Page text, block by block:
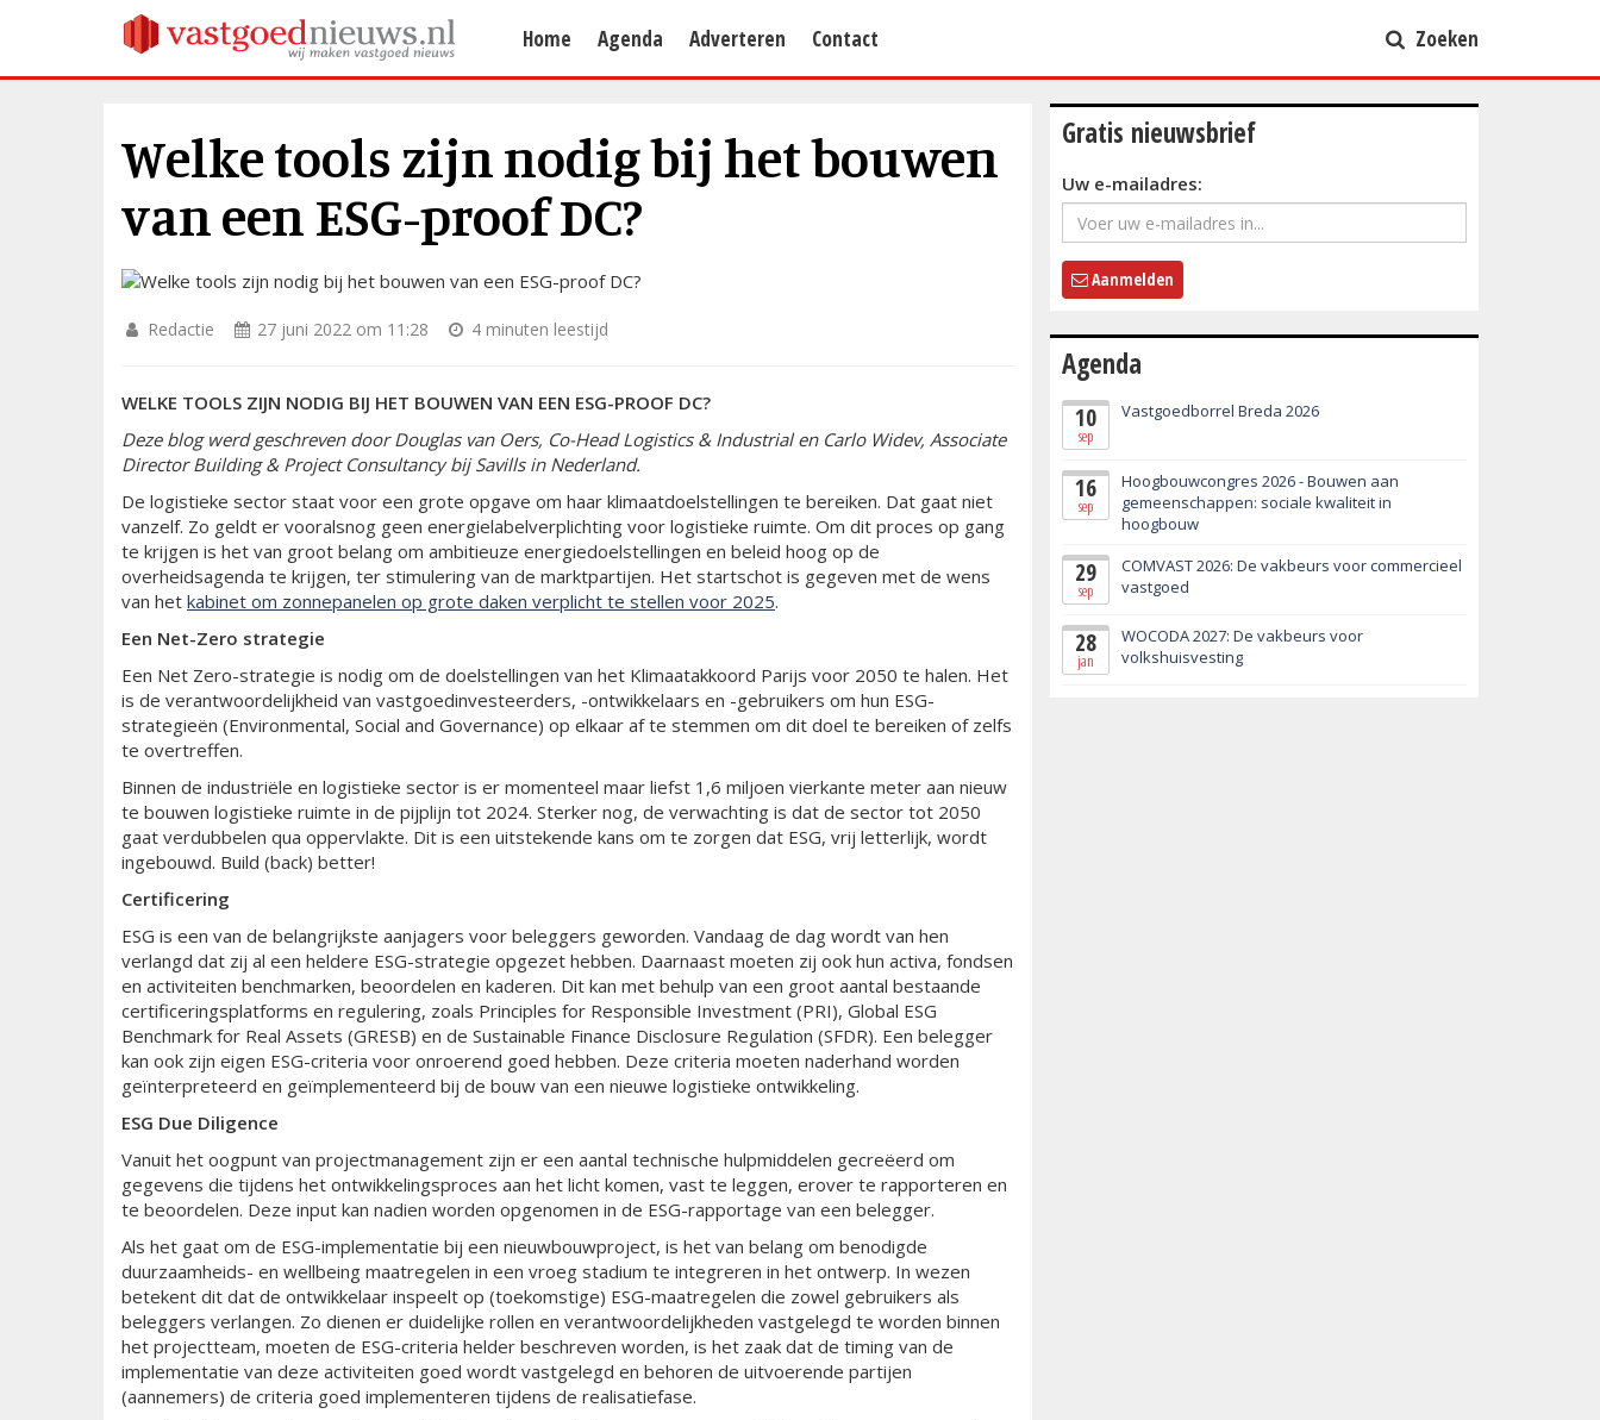
Home Agenda Adverteren Contact Zoeken
Welke tools zijn nodig bij het bouwen
van een ESG-proof DC?
Redactie 27 juni 2022 om 11:28 4 minuten leestijd
WELKE TOOLS ZIJN NODIG BIJ HET BOUWEN VAN EEN ESG-PROOF DC?
Deze blog werd geschreven door Douglas van Oers, Co-Head Logistics & Industrial en Carlo Widev, Associate
Director Building & Project Consultancy bij Savills in Nederland.
De logistieke sector staat voor een grote opgave om haar klimaatdoelstellingen te bereiken. Dat gaat niet
vanzelf. Zo geldt er vooralsnog geen energielabelverplichting voor logistieke ruimte. Om dit proces op gang
te krijgen is het van groot belang om ambitieuze energiedoelstellingen en beleid hoog op de
overheidsagenda te krijgen, ter stimulering van de marktpartijen. Het startschot is gegeven met de wens
van het kabinet om zonnepanelen op grote daken verplicht te stellen voor 2025.
Een Net-Zero strategie
Een Net Zero-strategie is nodig om de doelstellingen van het Klimaatakkoord Parijs voor 2050 te halen. Het
is de verantwoordelijkheid van vastgoedinvesteerders, -ontwikkelaars en -gebruikers om hun ESG-
strategieën (Environmental, Social and Governance) op elkaar af te stemmen om dit doel te bereiken of zelfs
te overtreffen.
Binnen de industriële en logistieke sector is er momenteel maar liefst 1,6 miljoen vierkante meter aan nieuw
te bouwen logistieke ruimte in de pijplijn tot 2024. Sterker nog, de verwachting is dat de sector tot 2050
gaat verdubbelen qua oppervlakte. Dit is een uitstekende kans om te zorgen dat ESG, vrij letterlijk, wordt
ingebouwd. Build (back) better!
Certificering
ESG is een van de belangrijkste aanjagers voor beleggers geworden. Vandaag de dag wordt van hen
verlangd dat zij al een heldere ESG-strategie opgezet hebben. Daarnaast moeten zij ook hun activa, fondsen
en activiteiten benchmarken, beoordelen en kaderen. Dit kan met behulp van een groot aantal bestaande
certificeringsplatforms en regulering, zoals Principles for Responsible Investment (PRI), Global ESG
Benchmark for Real Assets (GRESB) en de Sustainable Finance Disclosure Regulation (SFDR). Een belegger
kan ook zijn eigen ESG-criteria voor onroerend goed hebben. Deze criteria moeten naderhand worden
geïnterpreteerd en geïmplementeerd bij de bouw van een nieuwe logistieke ontwikkeling.
ESG Due Diligence
Vanuit het oogpunt van projectmanagement zijn er een aantal technische hulpmiddelen gecreëerd om
gegevens die tijdens het ontwikkelingsproces aan het licht komen, vast te leggen, erover te rapporteren en
te beoordelen. Deze input kan nadien worden opgenomen in de ESG-rapportage van een belegger.
Als het gaat om de ESG-implementatie bij een nieuwbouwproject, is het van belang om benodigde
duurzaamheids- en wellbeing maatregelen in een vroeg stadium te integreren in het ontwerp. In wezen
betekent dit dat de ontwikkelaar inspeelt op (toekomstige) ESG-maatregelen die zowel gebruikers als
beleggers verlangen. Zo dienen er duidelijke rollen en verantwoordelijkheden vastgelegd te worden binnen
het projectteam, moeten de ESG-criteria helder beschreven worden, is het zaak dat de timing van de
implementatie van deze activiteiten goed wordt vastgelegd en behoren de uitvoerende partijen
(aannemers) de criteria goed implementeren tijdens de realisatiefase.
Gratis nieuwsbrief
Uw e-mailadres:
Aanmelden
Agenda
10
sep
Vastgoedborrel Breda 2026
16
sep
Hoogbouwcongres 2026 - Bouwen aan
gemeenschappen: sociale kwaliteit in
hoogbouw
29
sep
COMVAST 2026: De vakbeurs voor commercieel
vastgoed
28
jan
WOCODA 2027: De vakbeurs voor
volkshuisvesting